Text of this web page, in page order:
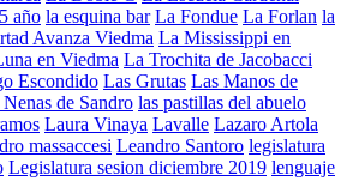
año la esquina bar La Fondue La Forlan la
Avanza Viedma La Mississippi en
en Viedma La Trochita de Jacobacci
Escondido Las Grutas Las Manos de
de Sandro las pastillas del abuelo
Laura Vinaya Lavalle Lazaro Artola
massaccesi Leandro Santoro legislatura
Legislatura sesion diciembre 2019 lenguaje